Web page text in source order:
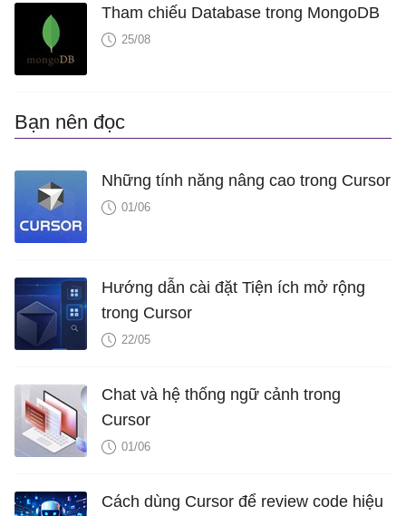
Tham chiếu Database trong MongoDB
25/08
Bạn nên đọc
Những tính năng nâng cao trong Cursor
01/06
Hướng dẫn cài đặt Tiện ích mở rộng
trong Cursor
22/05
Chat và hệ thống ngữ cảnh trong
Cursor
01/06
Cách dùng Cursor để review code hiệu